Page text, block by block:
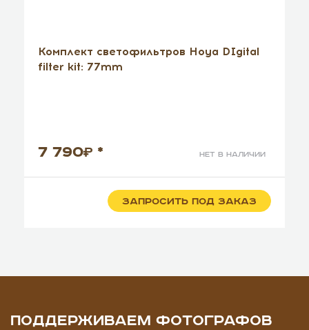
Комплект светофильтров Hoya DIgital
filter kit: 77mm
7 790 * нет в наличии
ЗАПРОСИТЬ ПОД ЗАКАЗ
ПОДДЕРЖИВАЕМ ФОТОГРАФОВ